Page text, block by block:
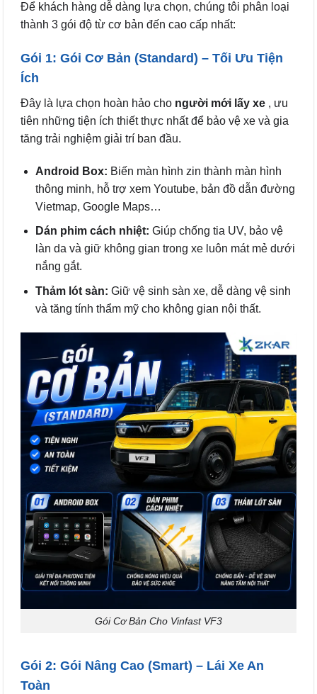
Để khách hàng dễ dàng lựa chọn, chúng tôi phân loại
thành 3 gói độ từ cơ bản đến cao cấp nhất:
Gói 1: Gói Cơ Bản (Standard) – Tối Ưu Tiện
Ích
Đây là lựa chọn hoàn hảo cho người mới lấy xe , ưu
tiên những tiện ích thiết thực nhất để bảo vệ xe và gia
tăng trải nghiệm giải trí ban đầu.
Android Box: Biến màn hình zin thành màn hình
thông minh, hỗ trợ xem Youtube, bản đồ dẫn đường
Vietmap, Google Maps…
Dán phim cách nhiệt: Giúp chống tia UV, bảo vệ
làn da và giữ không gian trong xe luôn mát mẻ dưới
nắng gắt.
Thảm lót sàn: Giữ vệ sinh sàn xe, dễ dàng vệ sinh
và tăng tính thẩm mỹ cho không gian nội thất.
Gói Cơ Bản Cho Vinfast VF3
Gói 2: Gói Nâng Cao (Smart) – Lái Xe An
Toàn